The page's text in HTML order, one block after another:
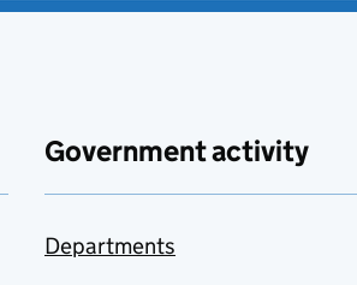
Government activity
Departments